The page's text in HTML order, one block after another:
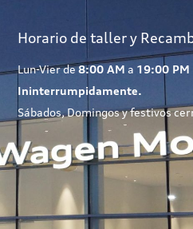
Horario de taller y
Lun-Vier de8:00 AM a 19:00 PM
Ininterrumpidamente.
Sábados, Domingos y festivos